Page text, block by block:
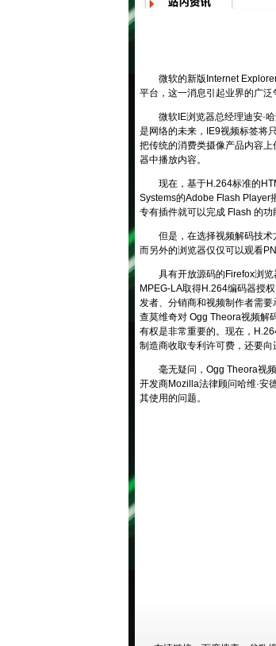
微软的新版Internet Explorer
平台，这一消息引起业界的广泛
微软IE浏览器总经理迪安·哈
是网络的未来，IE9视频标签将
把传统的消费类摄像产品内容
器中播放内容。
现在，基于H.264标准的
Systems的Adobe Flash Player
专有插件就可以完成 Flash 的功
但是，在选择视频解码技术方
而另外的浏览器仅仅可以观看
具有开放源码的Firefox浏览
MPEG-LA取得H.264编码器授
发者、分销商和视频制作者需
查莫维奇对 Ogg Theora视频解
有权是非常重要的。现在，
制造商收取专利许可费，还要
毫无疑问，Ogg Theora视频
开发商Mozilla法律顾问哈维·安
其使用的问题。